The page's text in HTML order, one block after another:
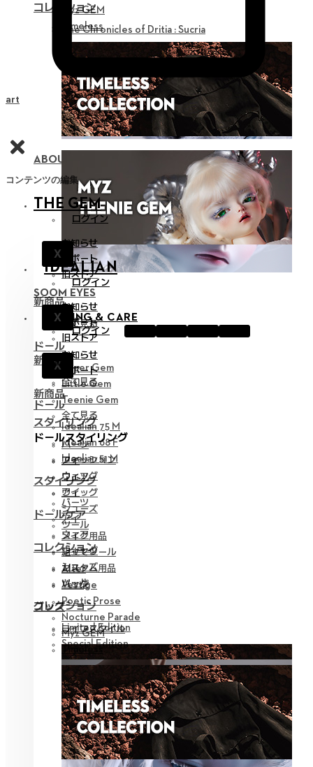
コレクション
The Chronicles of Dritia : Sucria
ABOUT NEOR 13
SOOM EYES
STYLING & CARE
ログイン
X
お知らせ
サポート
新商品
全て見る
ドールスタイリング
ファッション
ウィッグ
アイ
ドールケア
メイク用品
組立てツール
カスタム用品
バッグ
グッズ
ライフスタイル
Myz GEM
Timeless
IDEALIAN
ログイン
X
お知らせ
サポート
旧ストア
新商品
全て見る
ドール
Idealian 75 M
Idealian 68 F
Idealian 51 M
スタイリング
パーツ
アイ
ウェア
ウィッグ
シューズ
ツール
コレクション
Limited Edition
Special Edition
コンテンツの編集
THE GEM
ログイン
X
お知らせ
サポート
旧ストア
新商品
全て見る
ドール
Hyper Gem
Little Gem
Teenie Gem
スタイリング
パーツ
アイ
ウェア
ウィッグ
シューズ
ツール
コレクション
Alter
Vestige
Poetic Prose
Nocturne Parade
Myz GEM
Timeless